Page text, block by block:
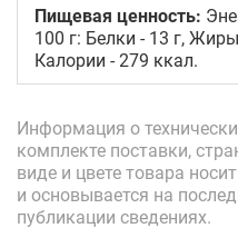
Пищевая ценность:
100 г: Белки - 13 г,
Калории - 279 ккал.
Информация о
комплекте поставки,
виде и цвете товара
и основывается на
публикации сведениях.